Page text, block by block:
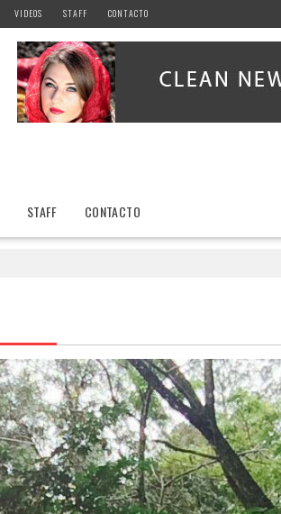
VIDEOS STAFF CONTACTO
STAFF CONTACTO